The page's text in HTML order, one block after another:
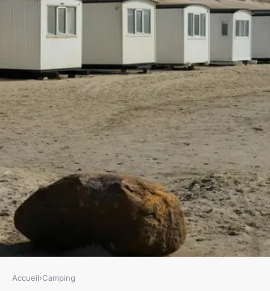
CAMPING
Accueil›Camping